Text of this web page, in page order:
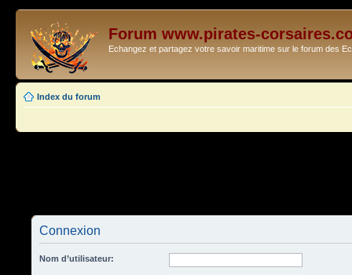
Forum www.pirates-
Echangez et partagez votre savoir maritime sur le forum des
Index du forum
Connexion
Nom d’utilisateur: